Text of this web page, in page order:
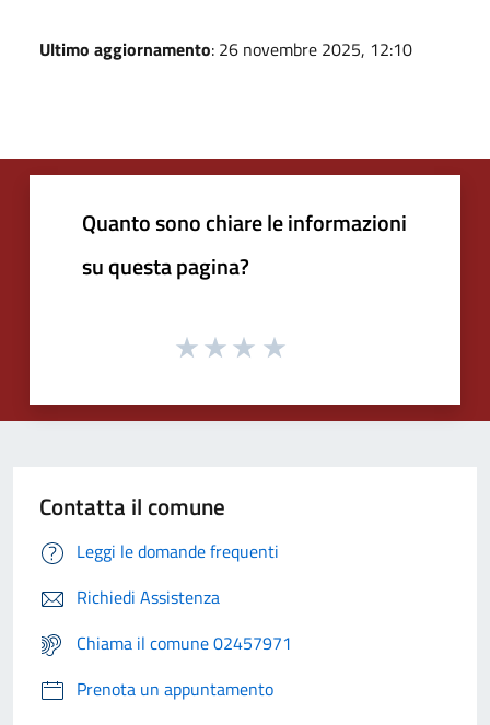
Ultimo aggiornamento: 26 novembre 2025, 12:10
Quanto sono chiare le informazioni
su questa pagina?
Contatta il comune
Leggi le domande frequenti
Richiedi Assistenza
Chiama il comune 02457971
Prenota un appuntamento